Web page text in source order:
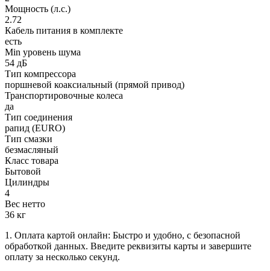
Мощность (л.с.)
2.72
Кабель питания в комплекте
есть
Min уровень шума
54 дБ
Тип компрессора
поршневой коаксиальный (прямой привод)
Транспортировочные колеса
да
Тип соединения
рапид (EURO)
Тип смазки
безмасляный
Класс товара
Бытовой
Цилиндры
4
Вес нетто
36 кг
1. Оплата картой онлайн: Быстро и удобно, с безопасной
обработкой данных. Введите реквизиты карты и завершите
оплату за несколько секунд.